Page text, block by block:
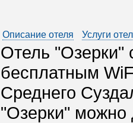
Описание отеля Услуги
Отель "Озерки"
бесплатным
Среднего
"Озерки" можно